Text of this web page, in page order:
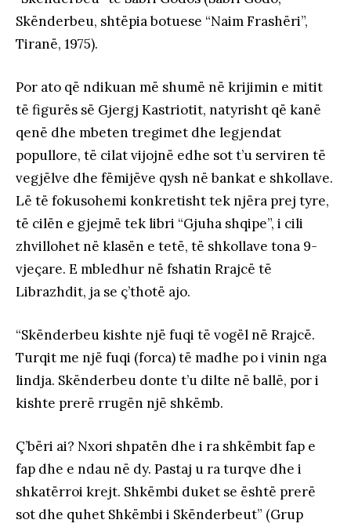
Skënderbeu, shtëpia botuese “Naim Frashëri”,
Tiranë, 1975).
Por ato që ndikuan më shumë në krijimin e mitit
të figurës së Gjergj Kastriotit, natyrisht që kanë
qenë dhe mbeten tregimet dhe legjendat
popullore, të cilat vijojnë edhe sot t’u serviren të
vegjëlve dhe fëmijëve qysh në bankat e shkollave.
Lë të fokusohemi konkretisht tek njëra prej tyre,
të cilën e gjejmë tek libri “Gjuha shqipe”, i cili
zhvillohet në klasën e tetë, të shkollave tona 9-
vjeçare. E mbledhur në fshatin Rrajcë të
Librazhdit, ja se ç’thotë ajo.
“Skënderbeu kishte një fuqi të vogël në Rrajcë.
Turqit me një fuqi (forca) të madhe po i vinin nga
lindja. Skënderbeu donte t’u dilte në ballë, por i
kishte prerë rrugën një shkëmb.
Ç’bëri ai? Nxori shpatën dhe i ra shkëmbit fap e
fap dhe e ndau në dy. Pastaj u ra turqve dhe i
shkatërroi krejt. Shkëmbi duket se është prerë
sot dhe quhet Shkëmbi i Skënderbeut” (Grup